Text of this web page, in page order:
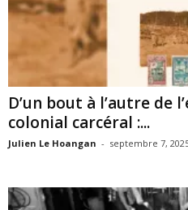
D’un bout à l’autre de
colonial carcéral :...
Julien Le Hoangan - septembre 7,